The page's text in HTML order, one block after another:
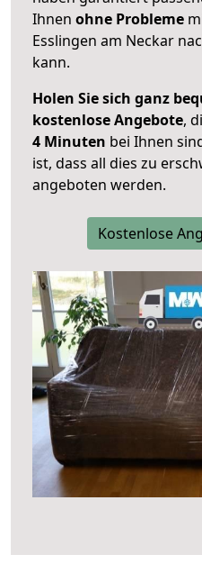
Ihnen ohne Probleme
Esslingen am Neckar
kann.
Holen Sie sich ganz
kostenlose Angebote,
4 Minuten bei Ihnen
ist, dass all dies zu
angeboten werden.
Kostenlose